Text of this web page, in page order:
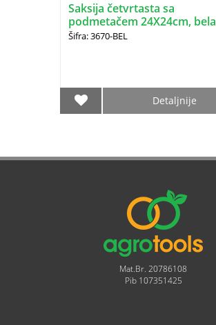
Saksija četvrtasta sa
podmetačem 24X24cm, bela
DRINA
Šifra: 3670-BEL
Detaljnije
Mat.Br. 20786108
Pib 107351425